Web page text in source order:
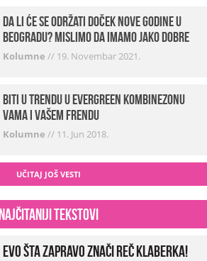
Da li će se održati doček Nove godine u
Beogradu? Mislimo da imamo jako DOBRE
VESTI!
Kolumne // 19. Novembar 2021.
Biti u trendu u Evergreen kombinezonu
vama i vašem frendu
Kolumne // 11. Jun 2018.
UČITAJ JOŠ VESTI
Najčitaniji tekstovi
Evo šta zapravo znači reč klaberka!